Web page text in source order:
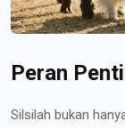
Peran
Silsilah bukan